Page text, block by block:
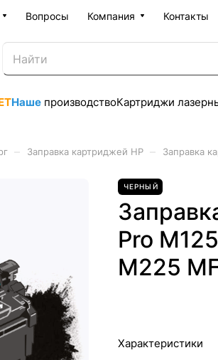
Вопросы Компания Контакты
Наше производствоКартриджи
Заправка картриджей HP Заправка
ЧЕРНЫЙ
Pro
M225
Характеристики